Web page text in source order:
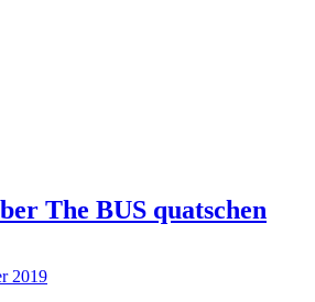
The BUS quatschen
2019